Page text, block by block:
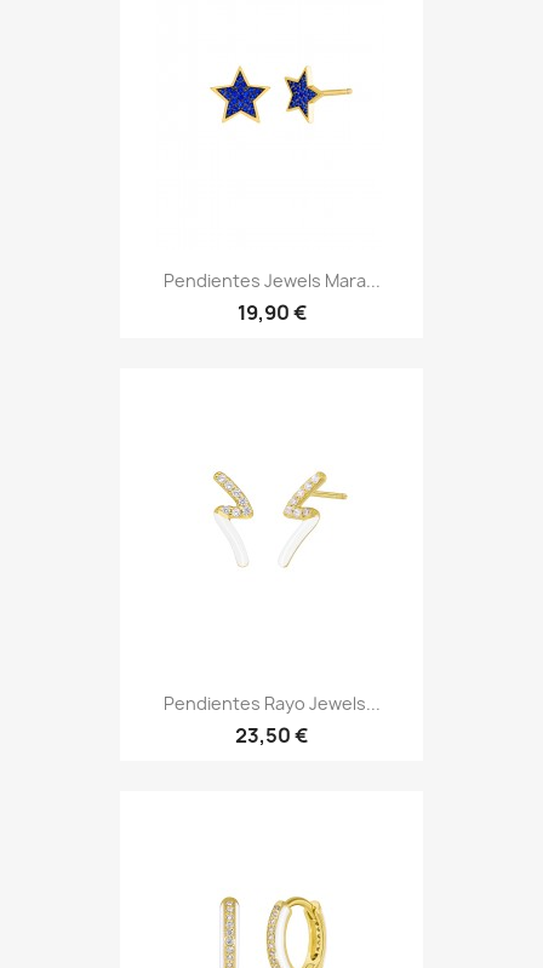
Pendientes Jewels Mara...
19,90 €
Pendientes Rayo Jewels...
23,50 €